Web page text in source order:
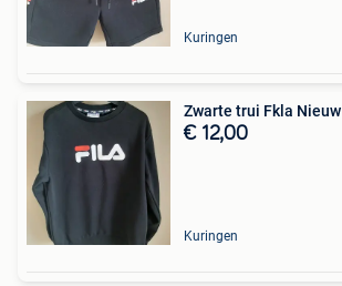
Kuringen
Zwarte trui Fkla Nieuw
€ 12,00
Kuringen